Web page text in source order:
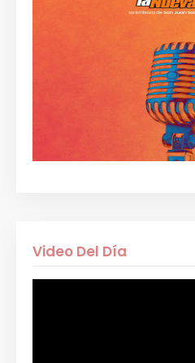
Video Del Día